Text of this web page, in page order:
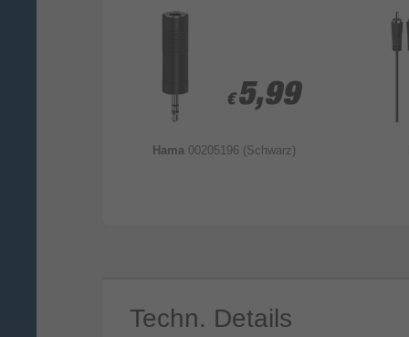
€ 5,99
€ 5,99
Hama 00205196 (Schwarz)
Techn. Details